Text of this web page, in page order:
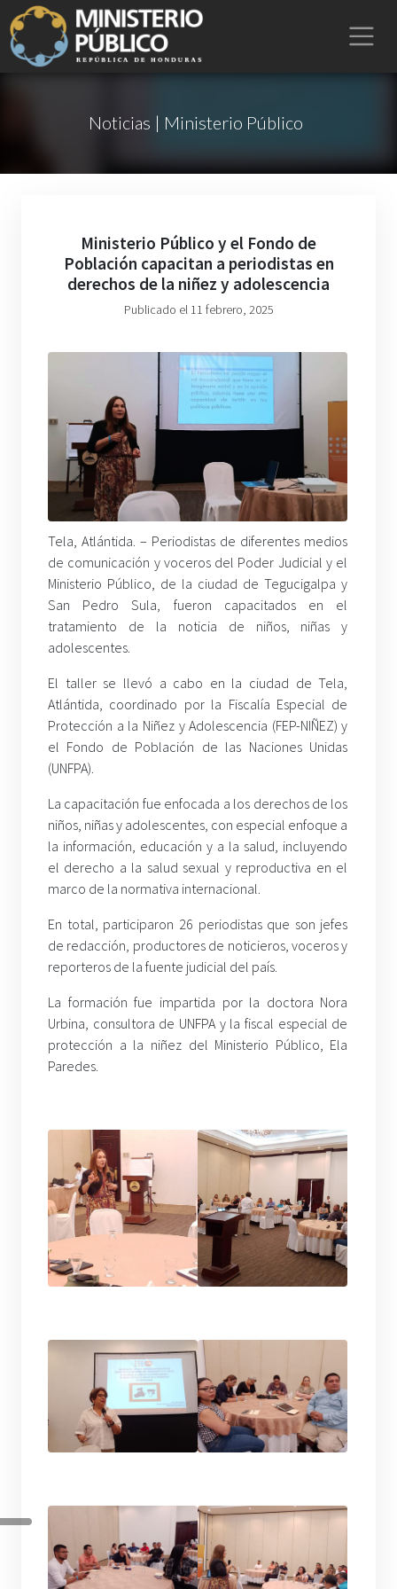
Noticias | Ministerio Público
Ministerio Público y el Fondo de
Población capacitan a periodistas en
derechos de la niñez y adolescencia
Publicado el 11 febrero, 2025
Tela, Atlántida. – Periodistas de diferentes medios
de comunicación y voceros del Poder Judicial y el
Ministerio Público, de la ciudad de Tegucigalpa y
San Pedro Sula, fueron capacitados en el
tratamiento de la noticia de niños, niñas y
adolescentes.
El taller se llevó a cabo en la ciudad de Tela,
Atlántida, coordinado por la Fiscalía Especial de
Protección a la Niñez y Adolescencia (FEP-NIÑEZ) y
el Fondo de Población de las Naciones Unidas
(UNFPA).
La capacitación fue enfocada a los derechos de los
niños, niñas y adolescentes, con especial enfoque a
la información, educación y a la salud, incluyendo
el derecho a la salud sexual y reproductiva en el
marco de la normativa internacional.
En total, participaron 26 periodistas que son jefes
de redacción, productores de noticieros, voceros y
reporteros de la fuente judicial del país.
La formación fue impartida por la doctora Nora
Urbina, consultora de UNFPA y la fiscal especial de
protección a la niñez del Ministerio Público, Ela
Paredes.